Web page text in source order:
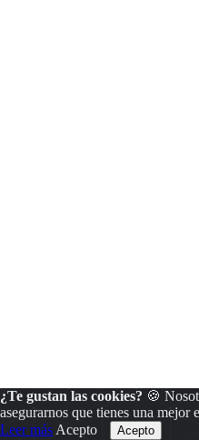
¿Te gustan las cookies? 🍪
asegurarnos que tienes una mejor
Leer más Acepto